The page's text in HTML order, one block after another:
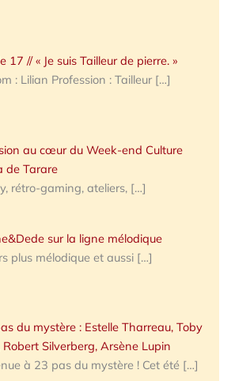
17 // « Je suis Tailleur de pierre. »
: Lilian Profession : Tailleur […]
au cœur du Week-end Culture
de Tarare
rétro-gaming, ateliers, […]
sur la ligne mélodique
plus mélodique et aussi […]
du mystère : Estelle Tharreau, Toby
Robert Silverberg, Arsène Lupin
à 23 pas du mystère ! Cet été […]